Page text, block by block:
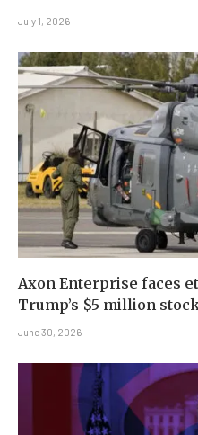
July 1, 2026
Axon Enterprise faces
Trump’s $5 million
June 30, 2026